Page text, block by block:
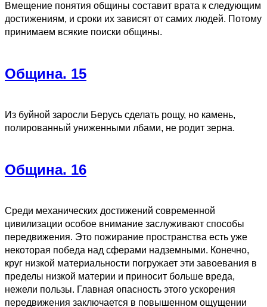
Вмещение понятия общины составит врата к следующим
достижениям, и сроки их зависят от самих людей. Потому
принимаем всякие поиски общины.
Община. 15
Из буйной заросли Берусь сделать рощу, но камень,
полированный униженными лбами, не родит зерна.
Община. 16
Среди механических достижений современной
цивилизации особое внимание заслуживают способы
передвижения. Это пожирание пространства есть уже
некоторая победа над сферами надземными. Конечно,
круг низкой материальности погружает эти завоевания в
пределы низкой материи и приносит больше вреда,
нежели пользы. Главная опасность этого ускорения
передвижения заключается в повышенном ощущении